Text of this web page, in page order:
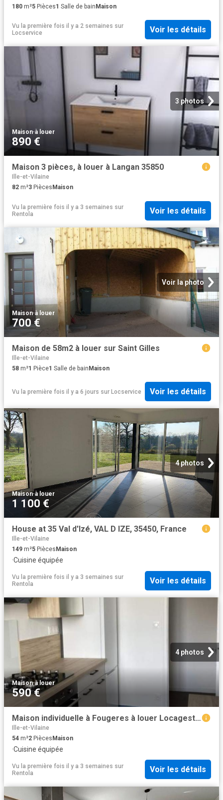
180 m²5 Pièces1 Salle de bainMaison
Vu la première fois il y a 2 semaines sur
Locservice
Voir les détails
3 photos
Maison·à louer
890 €
Maison 3 pièces, à louer à Langan 35850
Ille-et-Vilaine
82 m²3 Pièces Maison
Vu la première fois il y a 3 semaines sur
Rentola
Voir les détails
Voir la photo
Maison·à louer
700 €
Maison de 58m2 à louer sur Saint Gilles
Ille-et-Vilaine
58 m²1 Pièce1 Salle de bainMaison
Vu la première fois il y a 6 jours sur Locservice Voir les détails
4 photos
Maison·à louer
1 100 €
House at 35 Val d'Izé, VAL D IZE, 35450, France
Ille-et-Vilaine
149 m²5 Pièces Maison
·Cuisine équipée
Vu la première fois il y a 3 semaines sur
Rentola
Voir les détails
4 photos
Maison·à louer
590 €
Maison individuelle à Fougeres à louer Locagestion, expert en gestion locative
Ille-et-Vilaine
54 m²2 PiècesMaison
·Cuisine équipée
Vu la première fois il y a 3 semaines sur
Rentola
Voir les détails